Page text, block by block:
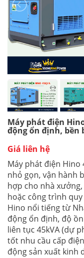
Máy phát điện
động ổn định, bền
Giá liên hệ
Máy phát điện Hino
nhỏ gọn, vận hành
hợp cho nhà
hoặc công trình
Hino nổi tiếng từ
động ổn định, độ
liên tục 45kVA (dự
tốt nhu cầu cấp
động sản xuất kinh